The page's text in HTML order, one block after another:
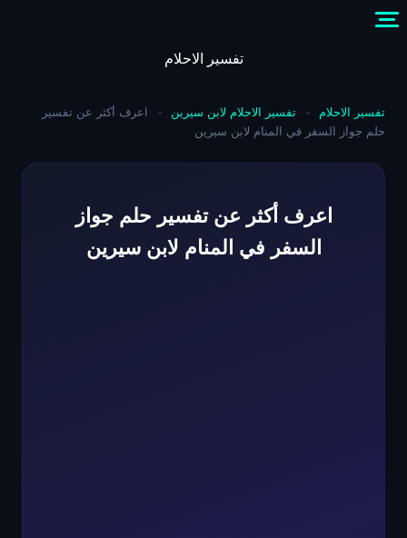
content
تفسير الاحلام
تفسير الاحلام - تفسير الاحلام لابن سيرين -
اعرف أكثر عن تفسير
حلم جواز السفر في المنام لابن سيرين
اعرف أكثر عن تفسير حلم جواز
السفر في المنام لابن سيرين